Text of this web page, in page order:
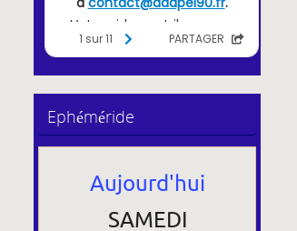
Ephéméride
Aujourd'hui
SAMEDI